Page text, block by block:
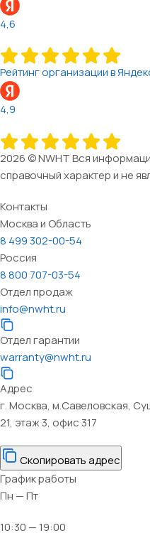
4,6
Рейтинг организации в
4,9
2026 © NWHT Вся
справочный характер и не
Контакты
Москва и Область
8 499 302-00-54
Россия
8 800 707-03-54
Отдел продаж
info@nwht.ru
Отдел гарантии
warranty@nwht.ru
Адрес
г. Москва, м.Савеловская,
21, этаж 3, офис 317
Скопировать адрес
График работы
Пн — Пт
10:30 — 19:00